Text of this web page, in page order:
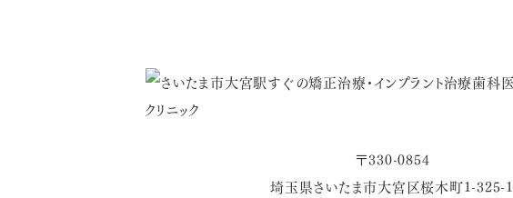
〒330-0854
埼玉県さいたま市大宮区桜木町1-325-1